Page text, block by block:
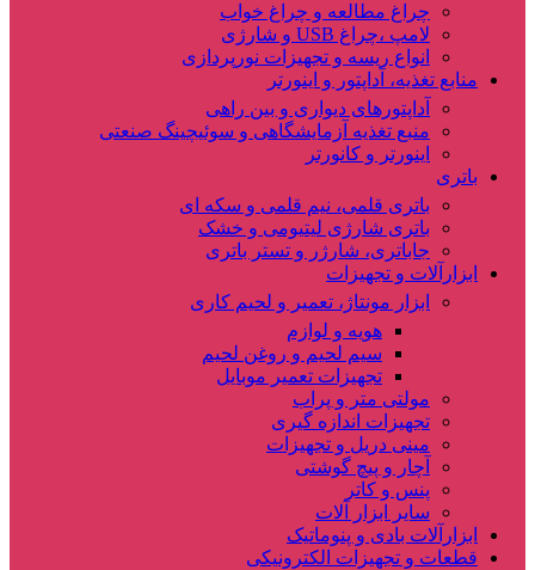
چراغ مطالعه و چراغ خواب
لامپ ،چراغ USB و شارژی
انواع ریسه و تجهیزات نورپردازی
منابع تغذیه، آداپتور و اینورتر
آداپتورهای دیواری و بین راهی
منبع تغذیه آزمایشگاهی و سوئیچینگ صنعتی
اینورتر و کانورتر
باتری
باتری قلمی، نیم قلمی و سکه ای
باتری شارژی لیتیومی و خشک
جاباتری، شارژر و تستر باتری
ابزارآلات و تجهیزات
ابزار مونتاژ، تعمیر و لحیم کاری
هویه و لوازم
سیم لحیم و روغن لحیم
تجهیزات تعمیر موبایل
مولتی متر و پراب
تجهیزات اندازه گیری
مینی دریل و تجهیزات
آچار و پیچ گوشتی
پنس و کاتر
سایر ابزار آلات
ابزارآلات بادی و پنوماتیک
قطعات و تجهیزات الکترونیکی